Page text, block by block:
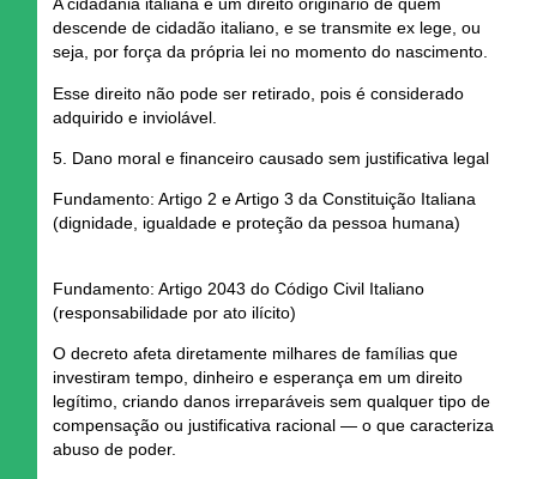
descende de cidadão italiano, e se transmite ex lege, ou
seja, por força da própria lei no momento do nascimento.
Esse direito não pode ser retirado, pois é considerado
adquirido e inviolável.
5. Dano moral e financeiro causado sem justificativa legal
Fundamento: Artigo 2 e Artigo 3 da Constituição Italiana
(dignidade, igualdade e proteção da pessoa humana)
Fundamento: Artigo 2043 do Código Civil Italiano
(responsabilidade por ato ilícito)
O decreto afeta diretamente milhares de famílias que
investiram tempo, dinheiro e esperança em um direito
legítimo, criando danos irreparáveissem qualquer tipo de
compensação ou justificativa racional — o que caracteriza
abuso de poder.